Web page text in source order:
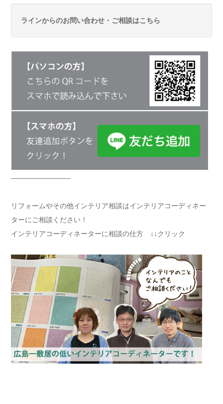
ラインからのお問い合わせ・ご相談はこちら
————————–
リフォームやその他インテリア相談はインテリアコーディネー
ターにご相談ください！
インテリアコーディネーターに相談の仕方 ↓↓クリック